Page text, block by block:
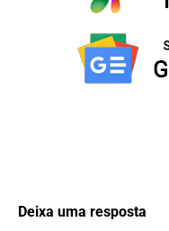
Deixa uma resposta